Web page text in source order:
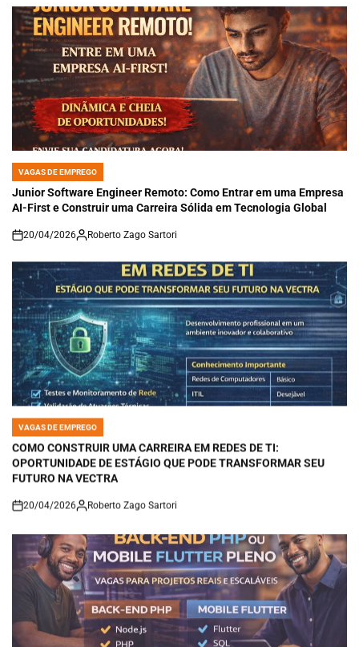
POSTED
VAGAS DE EMPREGO
Junior Software Engineer Remoto: Como Entrar em uma Empresa
AI-First e Construir uma Carreira Sólida em Tecnologia Global
on
20/04/2026 Roberto Zago Sartori
POSTED
IN
VAGAS DE EMPREGO
COMO CONSTRUIR UMA CARREIRA EM REDES DE TI:
OPORTUNIDADE DE ESTÁGIO QUE PODE TRANSFORMAR SEU
FUTURO NA VECTRA
on
20/04/2026 Roberto Zago Sartori